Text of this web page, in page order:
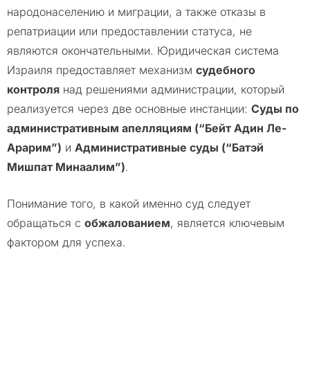
народонаселению и миграции, а также отказы в
репатриации или предоставлении статуса, не
являются окончательными. Юридическая система
Израиля предоставляет механизм судебного
контроля над решениями администрации, который
реализуется через две основные инстанции: Суды по
административным апелляциям (“Бейт Адин Ле-
Арарим”) и Административные суды (“Батэй
Мишпат Минаалим”).
Понимание того, в какой именно суд следует
обращаться с обжалованием, является ключевым
фактором для успеха.